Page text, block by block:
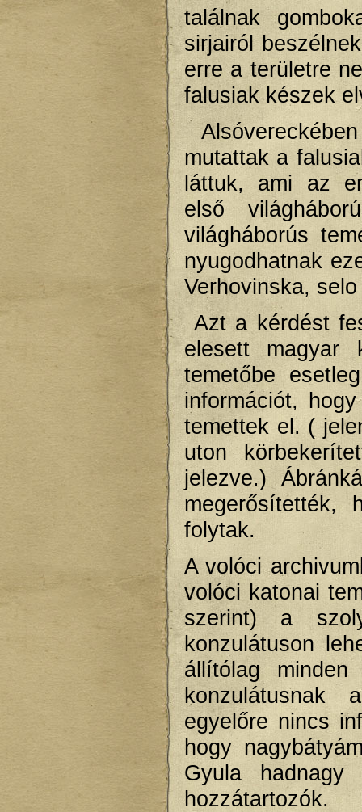
találnak
sirjairól
erre a területre
falusiak készek
mutattak a
láttuk, ami az
első
világháborús
nyugodhatnak
Verhovinska,
Azt a kérdést
elesett magyar
temetőbe
információt,
temettek el. (
uton
jelezve.)
megerősítették,
folytak.
A volóci
volóci katonai
szerint) a
konzulátuson
állítólag
konzulátusnak
egyelőre nincs
hogy
Gyula
hozzátartozók.